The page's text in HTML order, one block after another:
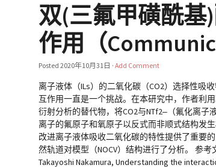
双(三氟甲磺酰
作用（
Posted2020年10月31日 ·Add Comment
离子液体（ILs）的二氧化碳（CO2）选择性吸
互作用一直是一个挑战。在本研究中，作者利用
衍射分析的替代物，将CO2与NTf2‒（氟化离
离子的氟原子和氧原子以反式而非顺式结构发
改进离子液体吸收二氧化碳的特性提供了重要的
然轨道对模型（NOCV）结构进行了分析。 参考
Takayoshi Nakamura, Understanding the